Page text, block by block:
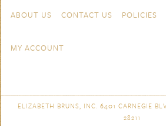
Navigation
ABOUT US CONTACT US POLICIES
MY ACCOUNT
ELIZABETH BRUNS, INC. 6401 CARNEGIE
28211